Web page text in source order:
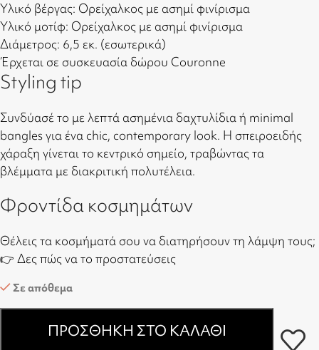
Υλικό βέργας: Ορείχαλκος με ασημί φινίρισμα
Υλικό μοτίφ: Ορείχαλκος με ασημί φινίρισμα
Διάμετρος: 6,5 εκ. (εσωτερικά)
Έρχεται σε συσκευασία δώρου Couronne
Styling tip
Συνδύασέ το με λεπτά ασημένια δαχτυλίδια ή minimal
bangles για ένα chic, contemporary look. Η σπειροειδής
χάραξη γίνεται το κεντρικό σημείο, τραβώντας τα
βλέμματα με διακριτική πολυτέλεια.
Φροντίδα κοσμημάτων
Θέλεις τα κοσμήματά σου να διατηρήσουν τη λάμψη τους;
👉 Δες πώς να το προστατεύσεις
Σε απόθεμα
ΠΡΟΣΘΉΚΗ ΣΤΟ ΚΑΛΆΘΙ